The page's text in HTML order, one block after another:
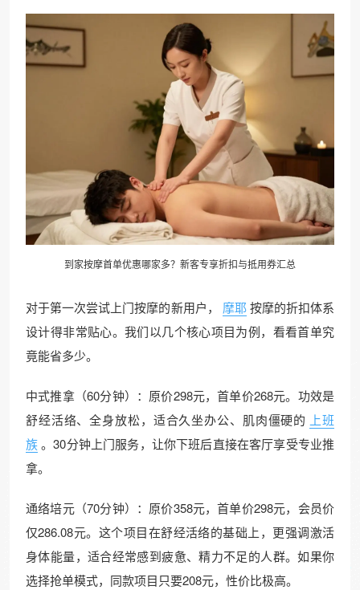
到家按摩首单优惠哪家多？新客专享折扣与抵用券汇总
对于第一次尝试上门按摩的新用户， 摩耶 按摩的折扣体系
设计得非常贴心。我们以几个核心项目为例，看看首单究
竟能省多少。
中式推拿（60分钟）：原价298元，首单价268元。功效是
舒经活络、全身放松，适合久坐办公、肌肉僵硬的 上班
族。30分钟上门服务，让你下班后直接在客厅享受专业推
拿。
通络培元（70分钟）：原价358元，首单价298元，会员价
仅286.08元。这个项目在舒经活络的基础上，更强调激活
身体能量，适合经常感到疲惫、精力不足的人群。如果你
选择抢单模式，同款项目只要208元，性价比极高。